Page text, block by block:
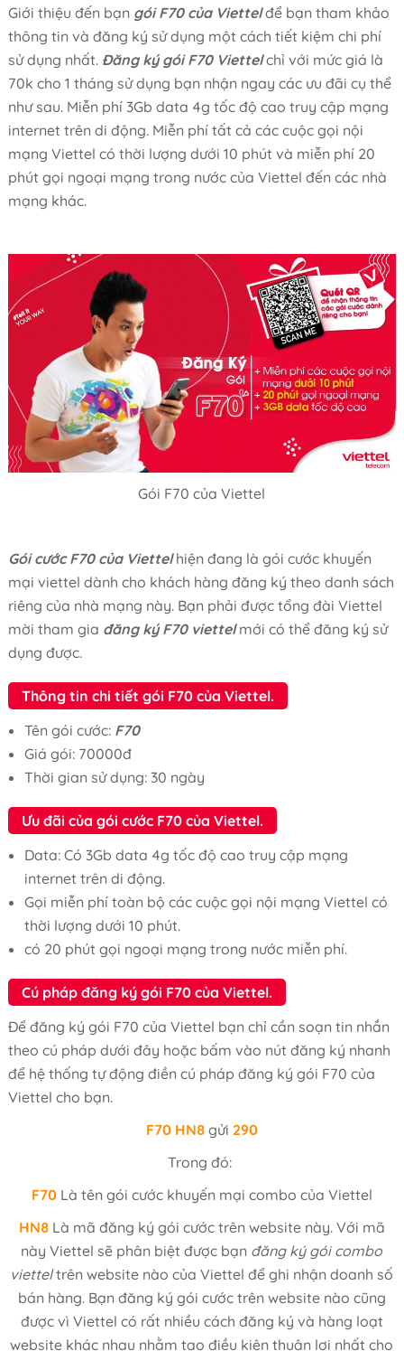
Giới thiệu đến bạn gói F70 của Viettelđể bạn tham khảo
thông tin và đăng ký sử dụng một cách tiết kiệm chi phí
sử dụng nhất. Đăng ký gói F70 Viettelchỉ với mức giá là
70k cho 1 tháng sử dụng bạn nhận ngay các ưu đãi cụ thể
như sau. Miễn phí 3Gb data 4g tốc độ cao truy cập mạng
internet trên di động. Miễn phí tất cả các cuộc gọi nội
mạng Viettel có thời lượng dưới 10 phút và miễn phí 20
phút gọi ngoại mạng trong nước của Viettel đến các nhà
mạng khác.
Gói F70 của Viettel
Gói cước F70 của Viettelhiện đang là gói cước khuyến
mại viettel dành cho khách hàng đăng ký theo danh sách
riêng của nhà mạng này. Bạn phải được tổng đài Viettel
mời tham gia đăng ký F70 viettelmới có thể đăng ký sử
dụng được.
Thông tin chi tiết gói F70 của Viettel.
Tên gói cước: F70
Giá gói: 70000đ
Thời gian sử dụng: 30 ngày
Ưu đãi của gói cước F70 của Viettel.
Data: Có 3Gb data 4g tốc độ cao truy cập mạng
internet trên di động.
Gọi miễn phí toàn bộ các cuộc gọi nội mạng Viettel có
thời lượng dưới 10 phút.
có 20 phút gọi ngoại mạng trong nước miễn phí.
Cú pháp đăng ký gói F70 của Viettel.
Để đăng ký gói F70 của Viettel bạn chỉ cần soạn tin nhắn
theo cú pháp dưới đây hoặc bấm vào nút đăng ký nhanh
để hệ thống tự động điền cú pháp đăng ký gói F70 của
Viettel cho bạn.
F70 HN8 gửi 290
Trong đó:
F70Là tên gói cước khuyến mại combo của Viettel
HN8Là mã đăng ký gói cước trên website này. Với mã
này Viettel sẽ phân biệt được bạn đăng ký gói combo
vietteltrên website nào của Viettel để ghi nhận doanh số
bán hàng. Bạn đăng ký gói cước trên website nào cũng
được vì Viettel có rất nhiều cách đăng ký và hàng loạt
website khác nhau nhằm tạo điều kiện thuận lợi nhất cho